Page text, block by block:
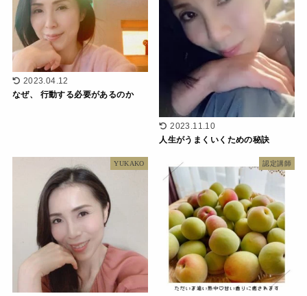
2023.04.12
なぜ、 行動する必要があるのか
2023.11.10
人生がうまくいくための秘訣
YUKAKO 認定講師